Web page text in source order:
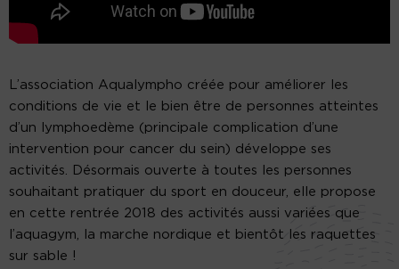
L’association Aqualympho créée pour améliorer les
conditions de vie et le bien être de personnes atteintes
d’un lymphoedème (principale complication d’une
intervention pour cancer du sein) développe ses
activités. Désormais ouverte à toutes les personnes
souhaitant pratiquer du sport en douceur, elle propose
en cette rentrée 2018 des activités aussi variées que
l’aquagym, la marche nordique et bientôt les raquettes
sur sable !